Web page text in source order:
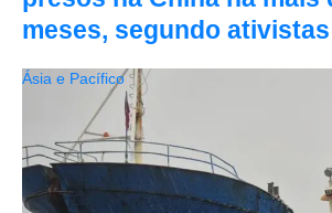
meses, segundo ativistas
Ásia e Pacífico